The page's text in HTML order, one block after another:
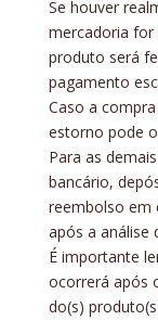
Se houver
mercadoria for
produto será
pagamento
Caso a
estorno pode
Para as
bancário,
reembolso em
após a análise
É importante
ocorrerá após
do(s)